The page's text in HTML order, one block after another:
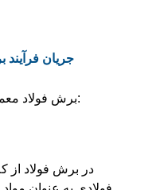
2. جریان
برش فولاد معمولاً شامل مراحل اصلی زیر است:
در برش فولاد از